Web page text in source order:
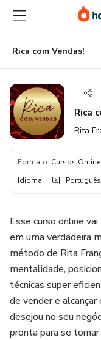
para
conteúdo
principal
para
pagamento
para
rodapé
Rica com Vendas!
Rica
Rita
Formato: Cursos
Idioma: Português
Esse curso online
em uma verdadeira
método de Rita
mentalidade,
técnicas super
de vender e
desejou no seu
pronta para se